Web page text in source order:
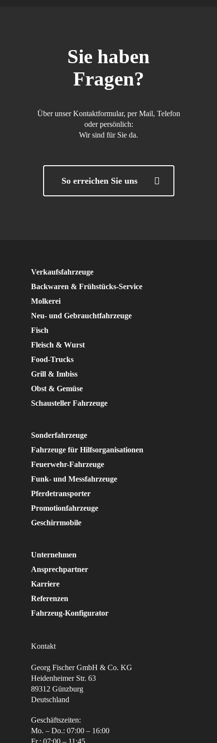
Sie haben
Fragen?
Über unser Kontaktformular, per Mail, Telefon
oder persönlich:
Wir sind für Sie da.
So erreichen Sie uns
Verkaufsfahrzeuge
Backwaren & Frühstücks-Service
Molkerei
Neu- und Gebrauchtfahrzeuge
Fisch
Fleisch & Wurst
Food-Trucks
Grill & Imbiss
Obst & Gemüse
Schausteller Fahrzeuge
Sonderfahrzeuge
Fahrzeuge für Hilfsorganisationen
Feuerwehr-Fahrzeuge
Funk- und Messfahrzeuge
Pferdetransporter
Promotionfahrzeuge
Geschirrmobile
Unternehmen
Ansprechpartner
Karriere
Referenzen
Fahrzeug-Konfigurator
Kontakt
Georg Fischer GmbH & Co. KG
Heidenheimer Str. 63
89312 Günzburg
Deutschland
Geschäftszeiten:
Mo. – Do.: 07:00 – 16:00
Fr.: 07:00 – 11:45